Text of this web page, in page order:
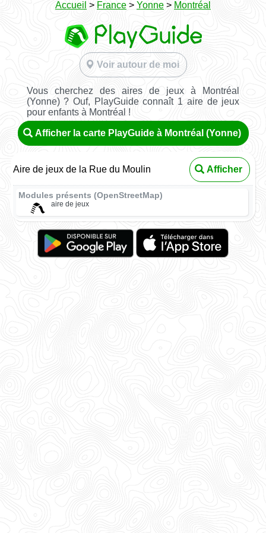
Accueil > France > Yonne > Montréal
Voir autour de moi
Vous cherchez des aires de jeux à Montréal
(Yonne) ? Ouf, PlayGuide connaît 1 aire de jeux
pour enfants à Montréal !
Afficher la carte PlayGuide à Montréal (Yonne)
Aire de jeux de la Rue du Moulin Afficher
Modules présents (OpenStreetMap)
aire de jeux